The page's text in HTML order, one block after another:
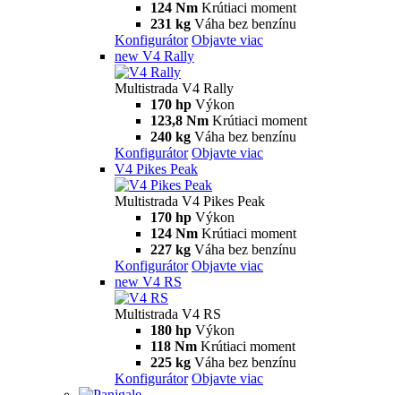
Multistrada V2
115,6 hp Výkon
92,1 Nm Krútiaci moment
199 kg
Konfigurátor
V2 S
Multistrada V2 S
115,6 hp Výkon
92,1 Nm Krútiaci moment
202 kg Váha bez benzínu
Konfigurátor Objavte viac
V4
Multistrada V4
170 hp Výkon
124 Nm Krútiaci moment
229 kg
Konfigurátor
V4 S
Multistrada V4 S
170 hp Výkon
124 Nm Krútiaci moment